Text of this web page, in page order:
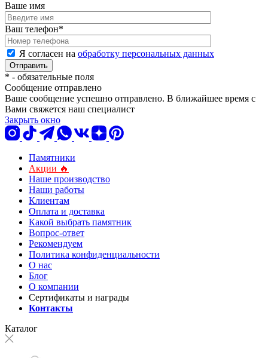
Ваше имя
Ваш телефон*
Я согласен на обработку персональных данных
* - обязательные поля
Сообщение отправлено
Ваше сообщение успешно отправлено. В ближайшее время с
Вами свяжется наш специалист
Закрыть окно
Памятники
Акции 🔥
Наше производство
Наши работы
Клиентам
Оплата и доставка
Какой выбрать памятник
Вопрос-ответ
Рекомендуем
Политика конфиденциальности
О нас
Блог
О компании
Сертификаты и награды
Контакты
Каталог